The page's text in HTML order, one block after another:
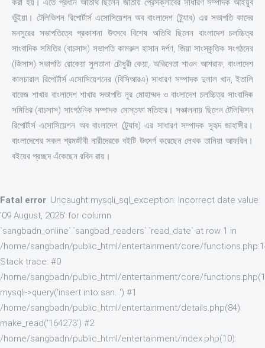
করা হয়। এতে প্রধান অতিথি ছিলেন জাতীয় প্রেসক্লাবের সাধারণ সম্পাদক আইয়ুব
ভুঁইয়া। টেলিভিশন রিপোর্টার্স এসোসিয়েশন অব বাংলাদেশ (ট্র্যাব) এর সভাপতি কাদের
মনসুরের সভাপতিত্বে প্রকাশনা উৎসবে বিশেষ অতিথি ছিলেন বাংলাদেশ চলচ্চিত্র
সাংবাদিক সমিতির (বাচসাস) সভাপতি কামরুল হাসান দর্পণ, জিয়া সাংস্কৃতিক সংগঠনের
(জিসাস) সভাপতি রোকেয়া সুলতানা চৌধুরী কেয়া, অভিনেতা শাওন আশরাফ, বাংলাদেশ
কালচারাল রিপোর্টার্স এসোসিয়েশনের (বিসিআরএ) সাধারণ সম্পাদক দুলাল খান, ইতালি
বারেজ শাখার বাংলাদেশ শাখার সভাপতি নূর মোহাম্মদ ও বাংলাদেশ চলচ্চিত্র সাংবাদিক
সমিতির (বাচসাস) সাংগঠনিক সম্পাদক মোস্তফা মতিহার। সঞ্চালনায় ছিলেন টেলিভিশন
রিপোর্টার্স এসোসিয়েশন অব বাংলাদেশ (ট্র্যাব) এর সাধারণ সম্পাদক সুহৃদ জাহাঙ্গীর।
বাংলাদেশের সকল শ্রমজীবী নারীদেরকে বইটি উৎসর্গ করেছেন লেখক তানিয়া আফরিন।
বইয়ের প্রচ্ছদ এঁকেছেন রবিন রায়।
Fatal error: Uncaught mysqli_sql_exception: Incorrect date value:
'09 August, 2026' for column
`sangbadn_online`.`sangbad_readers`.`read_date` at row 1 in
/home/sangbadn/public_html/entertainment/core/
Stack trace: #0
/home/sangbadn/public_html/entertainment/core/
mysqli->query('insert into san...') #1
/home/sangbadn/public_html/entertainment/details.php(84):
make_read('164273') #2
/home/sangbadn/public_html/entertainment/index.php(10):